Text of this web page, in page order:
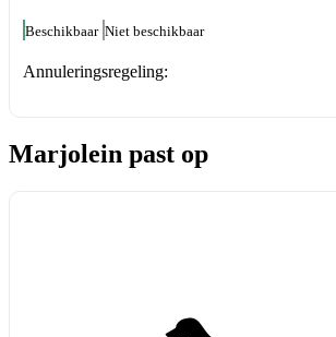
Beschikbaar Niet beschikbaar
Annuleringsregeling:
Marjolein past op